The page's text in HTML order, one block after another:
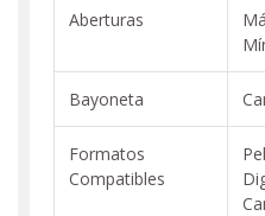
Aberturas
Bayoneta
Formatos
Compatibles